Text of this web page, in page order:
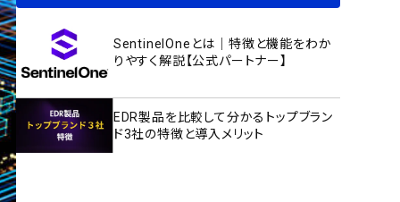
SentinelOneとは｜特徴と機能をわか
りやすく解説【公式パートナー】
EDR製品を比較して分かるトップブラン
ド3社の特徴と導入メリット